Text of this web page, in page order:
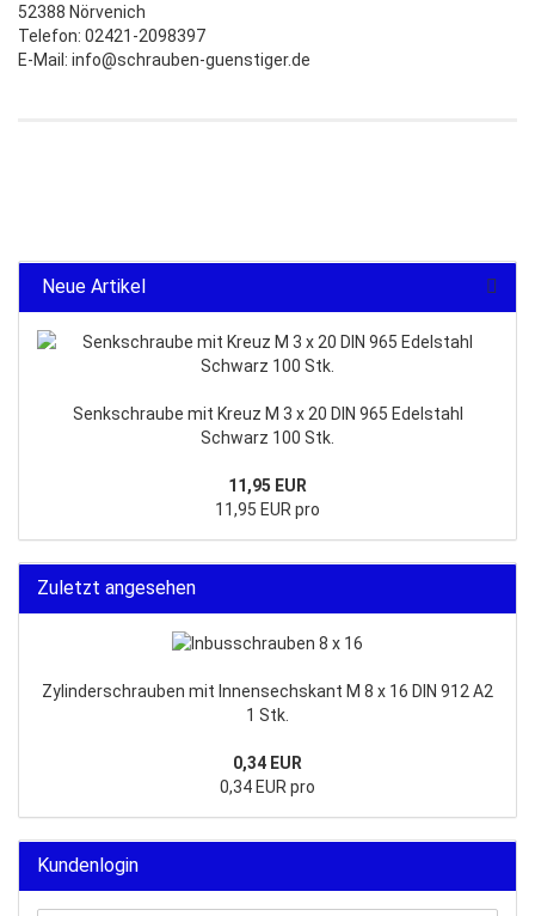
52388 Nörvenich
Telefon: 02421-2098397
E-Mail: info@schrauben-guenstiger.de
Neue Artikel
Senkschraube mit Kreuz M 3 x 20 DIN 965 Edelstahl
Schwarz 100 Stk.
11,95 EUR
11,95 EUR pro
Zuletzt angesehen
Zylinderschrauben mit Innensechskant M 8 x 16 DIN 912 A2
1 Stk.
0,34 EUR
0,34 EUR pro
Kundenlogin